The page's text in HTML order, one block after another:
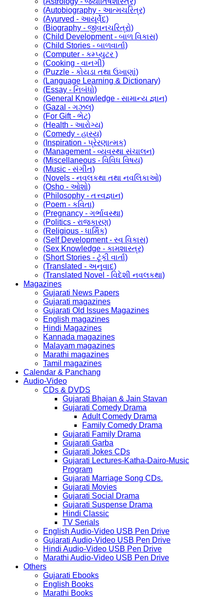
(Autobiography - આત્મચરિત્ર)
(Ayurved - આયૂર્વેદ)
(Biography - જીવનચરિત્રો)
(Child Development - બાળ વિકાસ)
(Child Stories - બાળવાર્તા)
(Computer - કમ્પ્યુટર )
(Cooking - વાનગી)
(Puzzle - કોયડા તથા ઉખાણાં)
(Language Learning & Dictionary)
(Essay - નિબંધો)
(General Knowledge - સામાન્ય જ્ઞાન)
(Gazal - ગઝલ)
(For Gift - ભેટ)
(Health - આરોગ્ય)
(Comedy - હાસ્ય)
(Inspiration - પ્રેરણાત્મક)
(Management - વ્યવસ્થા સંચાલન)
(Miscellaneous - વિવિધ વિષય)
(Music - સંગીત)
(Novels - નવલકથા તથા નવલિકાઓ)
(Osho - ઓશો)
(Philosophy - તત્ત્વજ્ઞાન)
(Poem - કવિતા)
(Pregnancy - ગર્ભાવસ્થા)
(Politics - રાજકારણ)
(Religious - ધાર્મિક)
(Self Development - સ્વ વિકાસ)
(Sex Knowledge - કામશાસ્ત્ર)
(Short Stories - ટૂંકી વાર્તા)
(Translated - અનુવાદ)
(Translated Novel - વિદેશી નવલકથા)
Magazines
Gujarati News Papers
Gujarati magazines
Gujarati Old Issues Magazines
English magazines
Hindi Magazines
Kannada magazines
Malayam magazines
Marathi magazines
Tamil magazines
Calendar & Panchang
Audio-Video
CDs & DVDS
Gujarati Bhajan & Jain Stavan
Gujarati Comedy Drama
Adult Comedy Drama
Family Comedy Drama
Gujarati Family Drama
Gujarati Garba
Gujarati Jokes CDs
Gujarati Lectures-Katha-Dairo-Music
Program
Gujarati Marriage Song CDs.
Gujarati Movies
Gujarati Social Drama
Gujarati Suspense Drama
Hindi Classic
TV Serials
English Audio-Video USB Pen Drive
Gujarati Audio-Video USB Pen Drive
Hindi Audio-Video USB Pen Drive
Marathi Audio-Video USB Pen Drive
Others
Gujarati Ebooks
English Books
Marathi Books